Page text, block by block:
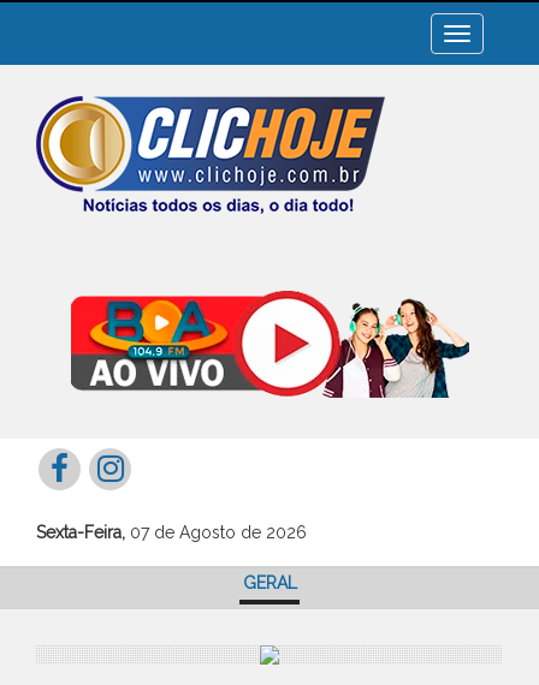
Toggle
navigation
Sexta-Feira, 07 de Agosto de 2026
GERAL